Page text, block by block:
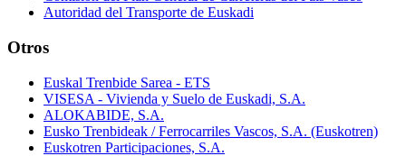
Autoridad del Transporte de Euskadi
Otros
Euskal Trenbide Sarea - ETS
VISESA - Vivienda y Suelo de Euskadi, S.A.
ALOKABIDE, S.A.
Eusko Trenbideak / Ferrocarriles Vascos, S.A. (Euskotren)
Euskotren Participaciones, S.A.